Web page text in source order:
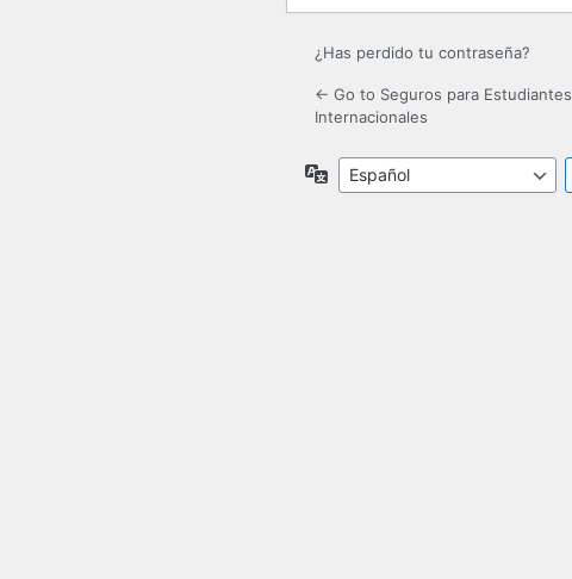
¿Has perdido tu contraseña?
← Go to Seguros para Estudiantes
Internacionales
Language